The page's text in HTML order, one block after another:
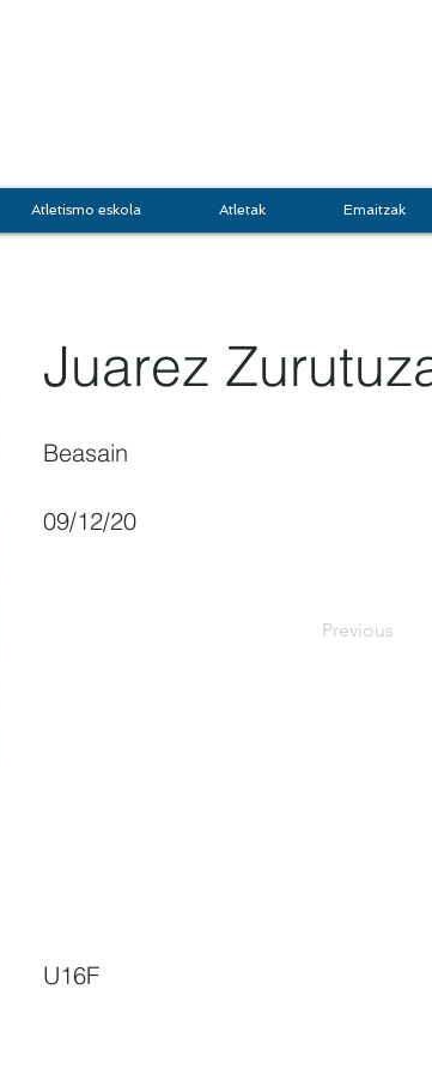
Juarez
Beasain
09/12/20
Previous
U16F
Atletismo eskola Atletak Emaitzak